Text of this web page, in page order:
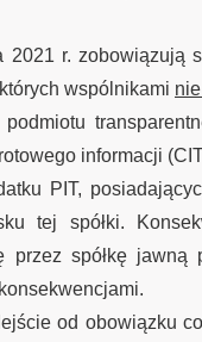
r. zobowiązują
wspólnikami
informacji
PIT,
tej spółki.
spółkę jawną
od obowiązku